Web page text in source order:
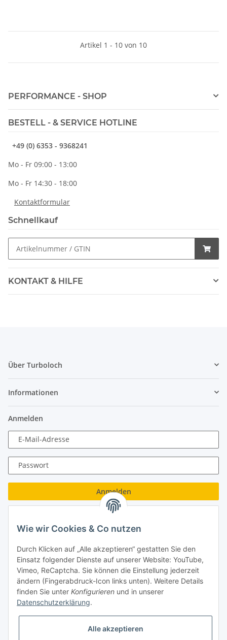
Artikel 1 - 10 von 10
PERFORMANCE - SHOP
BESTELL - & SERVICE HOTLINE
+49 (0) 6353 - 9368241
Mo - Fr 09:00 - 13:00
Mo - Fr 14:30 - 18:00
Kontaktformular
Schnellkauf
KONTAKT & HILFE
Über Turboloch
Informationen
Anmelden
E-Mail-Adresse
Passwort
Anmelden
Neu hier?Jetzt registrieren!
Turboloch GmbH
Almenweg 27
67256 Weisenheim am Sand
E-Mail: info@turboloch.de
Wie wir Cookies & Co nutzen
Durch Klicken auf „Alle akzeptieren“ gestatten Sie den
Einsatz folgender Dienste auf unserer Website: YouTube,
Vimeo, ReCaptcha. Sie können die Einstellung jederzeit
ändern (Fingerabdruck-Icon links unten). Weitere Details
finden Sie unter Konfigurieren und in unserer
Datenschutzerklärung.
Alle akzeptieren